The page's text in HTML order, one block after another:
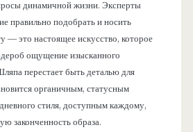
динамичной жизни. Эксперты
правильно подобрать и носить
— это настоящее искусство, которое
ощущение изысканного
перестает быть деталью для
органичным, статусным
стиля, доступным каждому,
законченность образа.